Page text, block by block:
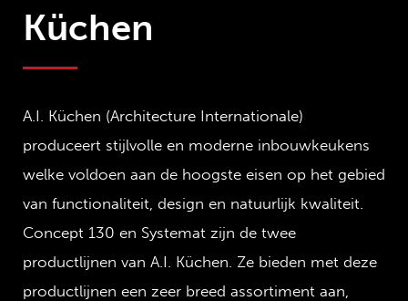
Küchen
A.I. Küchen (Architecture Internationale)
produceert stijlvolle en moderne inbouwkeukens
welke voldoen aan de hoogste eisen op het gebied
van functionaliteit, design en natuurlijk kwaliteit.
Concept 130 en Systemat zijn de twee
productlijnen van A.I. Küchen. Ze bieden met deze
productlijnen een zeer breed assortiment aan,